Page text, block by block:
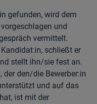
gefunden, wird dem
und
vermittelt.
schließt er
stellt ihn/sie fest an.
der den/die Bewerber:in
und auf das
ist mit der